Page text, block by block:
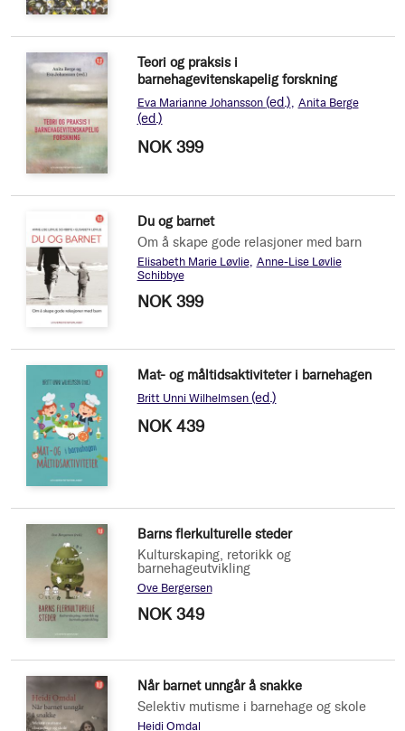
Teori og praksis i
barnehagevitenskapelig forskning
Eva Marianne Johansson (ed.) Anita Berge
(ed.)
NOK 399
Du og barnet
Om å skape gode relasjoner med barn
Elisabeth Marie Løvlie Anne-Lise Løvlie
Schibbye
NOK 399
Mat- og måltidsaktiviteter i barnehagen
Britt Unni Wilhelmsen (ed.)
NOK 439
Barns flerkulturelle steder
Kulturskaping, retorikk og
barnehageutvikling
Ove Bergersen
NOK 349
Når barnet unngår å snakke
Selektiv mutisme i barnehage og skole
Heidi Omdal